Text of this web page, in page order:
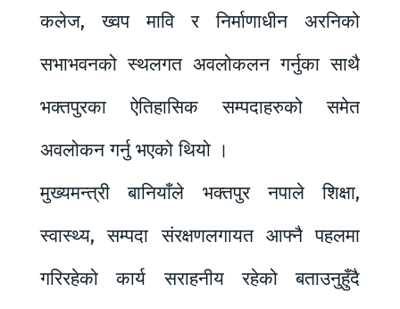
कलेज, ख्वप मावि र निर्माणाधीन अरनिको
सभाभवनको स्थलगत अवलोकलन गर्नुका साथै
भक्तपुरका ऐतिहासिक सम्पदाहरुको समेत
अवलोकन गर्नु भएको थियो ।
मुख्यमन्त्री बानियाँले भक्तपुर नपाले शिक्षा,
स्वास्थ्य, सम्पदा संरक्षणलगायत आफ्नै पहलमा
गरिरहेको कार्य सराहनीय रहेको बताउनुहुँदै